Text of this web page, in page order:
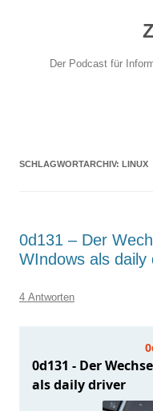
Der Podcast für
SCHLAGWORTARCHIV: LINUX
0d131 – Der
WIndows als daily
4 Antworten